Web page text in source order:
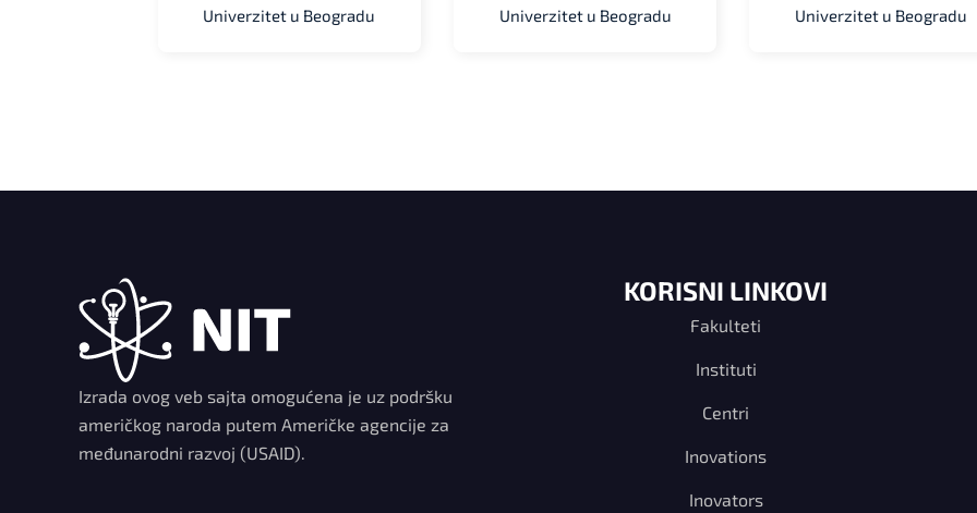
Univerzitet u Beogradu
Univerzitet u Beogradu
Univerzitet u Beogradu
Izrada ovog veb sajta omogućena je uz podršku
američkog naroda putem Američke agencije za
međunarodni razvoj (USAID).
KORISNI LINKOVI
Fakulteti
Instituti
Centri
Inovations
Inovators